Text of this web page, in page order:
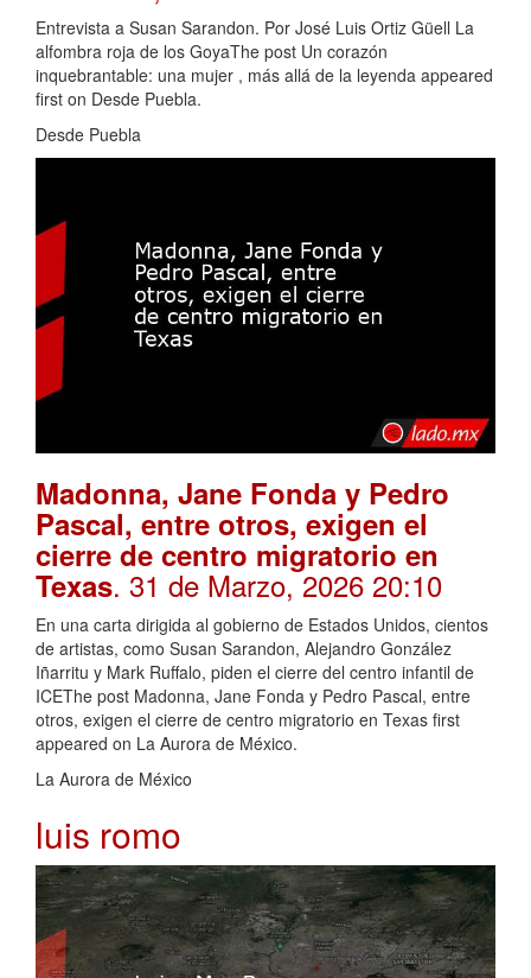
Entrevista a Susan Sarandon. Por José Luis Ortiz Güell La
alfombra roja de los GoyaThe post Un corazón
inquebrantable: una mujer , más allá de la leyenda appeared
first on Desde Puebla.
Desde Puebla
Madonna, Jane Fonda y Pedro
Pascal, entre otros, exigen el
cierre de centro migratorio en
Texas. 31 de Marzo, 2026 20:10
En una carta dirigida al gobierno de Estados Unidos, cientos
de artistas, como Susan Sarandon, Alejandro González
Iñarritu y Mark Ruffalo, piden el cierre del centro infantil de
ICEThe post Madonna, Jane Fonda y Pedro Pascal, entre
otros, exigen el cierre de centro migratorio en Texas first
appeared on La Aurora de México.
La Aurora de México
luis romo